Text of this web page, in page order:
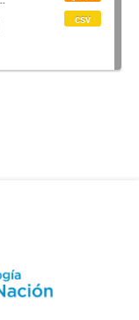
csv